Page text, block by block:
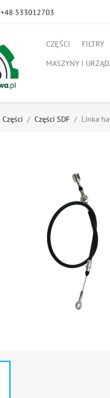
+48 533012703
CZĘŚCI FILTRY
MASZYNY I
Części Części SDF Linka